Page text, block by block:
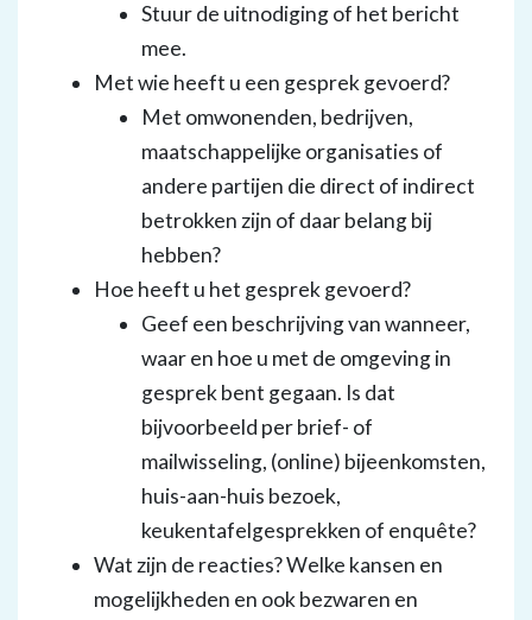
Stuur de uitnodiging of het bericht
mee.
Met wie heeft u een gesprek gevoerd?
Met omwonenden, bedrijven,
maatschappelijke organisaties of
andere partijen die direct of indirect
betrokken zijn of daar belang bij
hebben?
Hoe heeft u het gesprek gevoerd?
Geef een beschrijving van wanneer,
waar en hoe u met de omgeving in
gesprek bent gegaan. Is dat
bijvoorbeeld per brief- of
mailwisseling, (online) bijeenkomsten,
huis-aan-huis bezoek,
keukentafelgesprekken of enquête?
Wat zijn de reacties? Welke kansen en
mogelijkheden en ook bezwaren en